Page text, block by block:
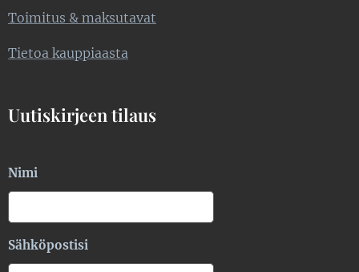
Toimitus & maksutavat
Tietoa kauppiaasta
Uutiskirjeen tilaus
Nimi
Sähköpostisi